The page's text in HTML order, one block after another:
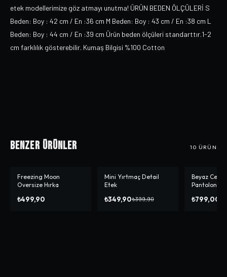
etek modellerimize göz atmayı unutma! ÜRÜN BEDEN ÖLÇÜLERİ S
Beden: Boy : 42 cm / En :36 cm M Beden: Boy : 43 cm / En :38 cm L
Beden: Boy : 44 cm / En :39 cm Ürün beden ölçüleri standarttır.1-2
cm farklılık gösterebilir. Kumaş Bilgisi %100 Cotton
Benzer Ürünler 10 ÜRÜN
Freezing Moon
Oversize Hırka
₺499,90
-%13
Mini Yırtmaç Detail
Etek
₺349,90₺399,90
-%11
Beyaz Cep
Pantolon
₺799,00